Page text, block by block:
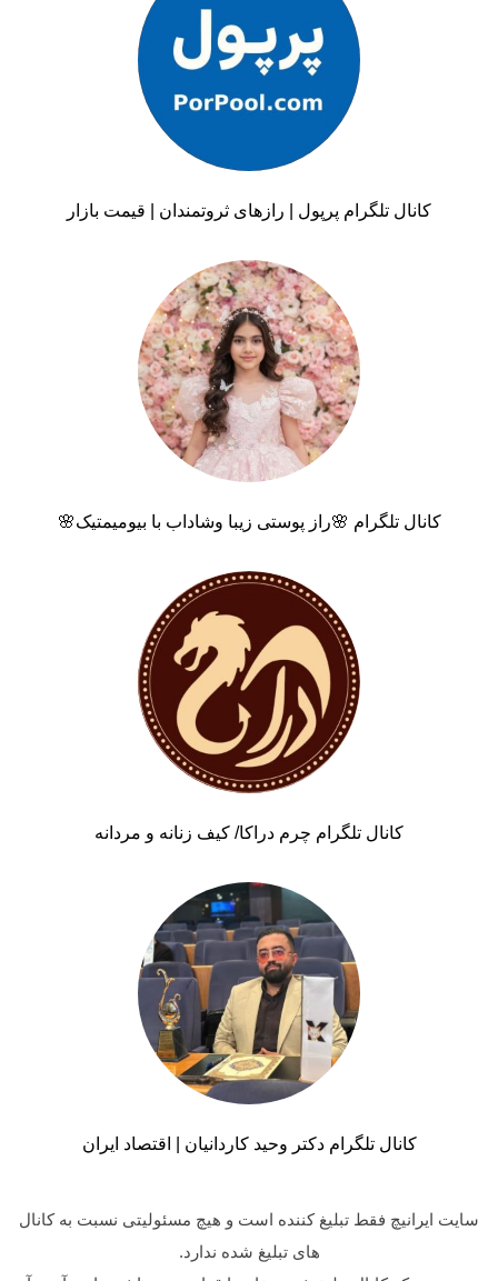
کانال تلگرام پرپول | رازهای ثروتمندان | قیمت بازار
کانال تلگرام 🌸راز پوستی زیبا وشاداب با بیومیمتیک🌸
کانال تلگرام چرم دراکا/ کیف زنانه و مردانه
کانال تلگرام دکتر وحید کاردانیان | اقتصاد ایران
سایت ایرانیچ فقط تبلیغ کننده است و هیچ مسئولیتی نسبت به کانال
های تبلیغ شده ندارد.